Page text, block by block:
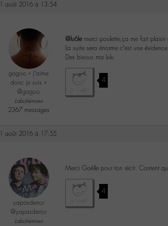
1 août 2016 à 13:54
gagoo « j’aime
donc je suis »
@gagoo
Labohémien
2367 messages
@lu6le merci poulette,ça me fait
La suite sera énorme c’est une
Des bisous ma lulu
4
1 août 2016 à 17:55
yapasderror
@yapasderror
Labohémien
Merci Gaêlle pour ton récit. Content
4